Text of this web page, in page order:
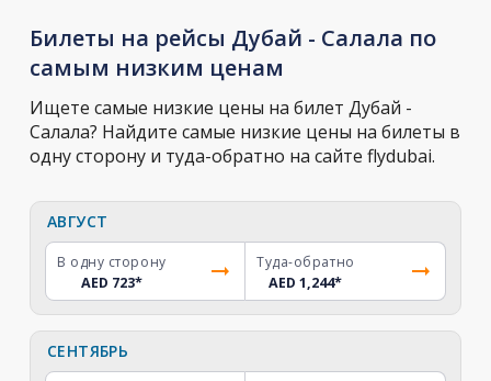
Билеты на рейсы Дубай - Салала по
самым низким ценам
Ищете самые низкие цены на билет Дубай -
Салала? Найдите самые низкие цены на билеты в
одну сторону и туда-обратно на сайте flydubai.
АВГУСТ
В одну сторону
AED 723*
Туда-обратно
AED 1,244*
СЕНТЯБРЬ